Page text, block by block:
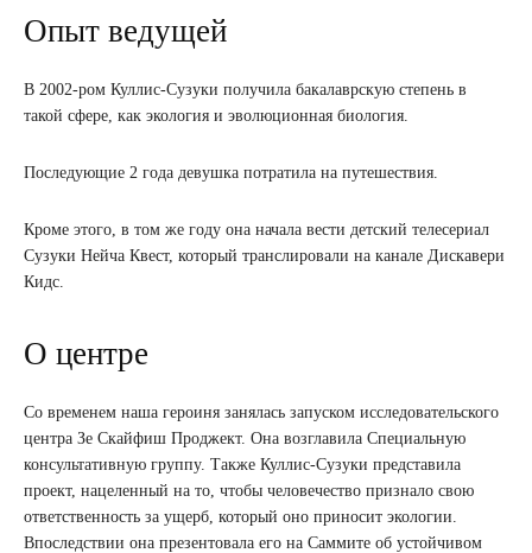
Опыт ведущей
В 2002-ром Куллис-Сузуки получила бакалаврскую степень в
такой сфере, как экология и эволюционная биология.
Последующие 2 года девушка потратила на путешествия.
Кроме этого, в том же году она начала вести детский телесериал
Сузуки Нейча Квест, который транслировали на канале Дискавери
Кидс.
О центре
Со временем наша героиня занялась запуском исследовательского
центра Зе Скайфиш Проджект. Она возглавила Специальную
консультативную группу. Также Куллис-Сузуки представила
проект, нацеленный на то, чтобы человечество признало свою
ответственность за ущерб, который оно приносит экологии.
Впоследствии она презентовала его на Саммите об устойчивом